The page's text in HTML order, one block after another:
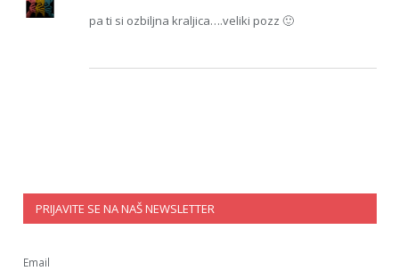
pa ti si ozbiljna kraljica….veliki pozz 🙂
PRIJAVITE SE NA NAŠ NEWSLETTER
Email